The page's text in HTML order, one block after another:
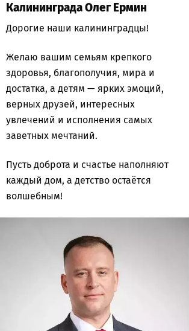
Калининграда Олег Ермин
Дорогие наши калининградцы!
Желаю вашим семьям крепкого
здоровья, благополучия, мира и
достатка, а детям — ярких эмоций,
верных друзей, интересных
увлечений и исполнения самых
заветных мечтаний.
Пусть доброта и счастье наполняют
каждый дом, а детство остаётся
волшебным!